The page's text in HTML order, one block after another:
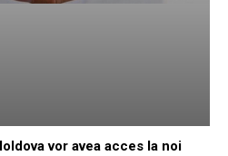
vor avea acces la noi